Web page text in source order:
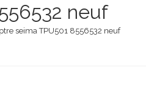
neuf
seima TPU501 8556532 neuf